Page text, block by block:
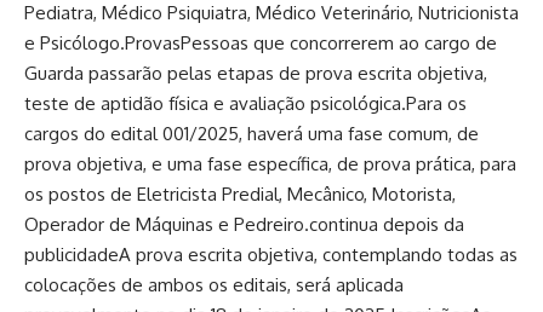
Pediatra, Médico Psiquiatra, Médico Veterinário, Nutricionista
e Psicólogo.ProvasPessoas que concorrerem ao cargo de
Guarda passarão pelas etapas de prova escrita objetiva,
teste de aptidão física e avaliação psicológica.Para os
cargos do edital 001/2025, haverá uma fase comum, de
prova objetiva, e uma fase específica, de prova prática, para
os postos de Eletricista Predial, Mecânico, Motorista,
Operador de Máquinas e Pedreiro.continua depois da
publicidadeA prova escrita objetiva, contemplando todas as
colocações de ambos os editais, será aplicada